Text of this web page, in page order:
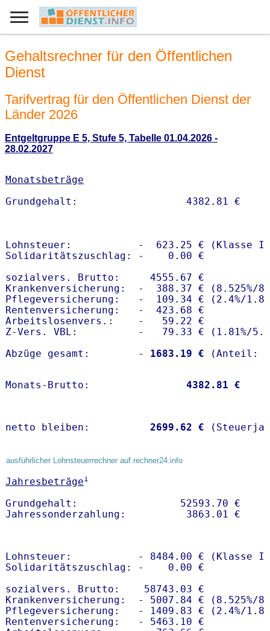
Gehaltsrechner für den Öffentlichen
Dienst
Tarifvertrag für den Öffentlichen Dienst der
Länder 2026
Entgeltgruppe E 5, Stufe 5, Tabelle 01.04.2026 -
28.02.2027
Monatsbeträge
Lohnsteuer:           -  623.25 € (Klasse I)
Solidaritätszuschlag: -    0.00 €
sozialvers. Brutto:     4555.67 €
Krankenversicherung:  -  388.37 € (8.525%/
Pflegeversicherung:   -  109.34 € (2.4%/
Rentenversicherung:   -  423.68 €
Arbeitslosenvers.:    -   59.22 €
Z-Vers. VBL:          -   79.33 € ( 1.81%/
Abzüge gesamt:        -
1683.19 €
Monats-Brutto: 4382.81 €
netto bleiben: 2699.62 €
ausführlicher Lohnsteuerrechner auf rechner24.info
Jahresbeträge1
Grundgehalt:                 52593.70 €
Lohnsteuer:           - 8484.00 € (Klasse I)
Solidaritätszuschlag: -    0.00 €
sozialvers. Brutto:    58743.03 €
Krankenversicherung:  - 5007.84 € (8.525%/
Pflegeversicherung:   - 1409.83 € (2.4%/
Rentenversicherung:   - 5463.10 €